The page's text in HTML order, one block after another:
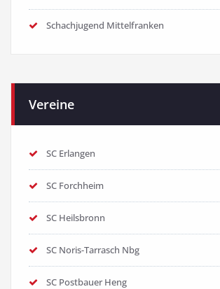
Schachjugend Mittelfranken
Vereine
SC Erlangen
SC Forchheim
SC Heilsbronn
SC Noris-Tarrasch Nbg
SC Postbauer Heng